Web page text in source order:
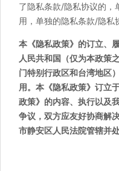
了隐私条款/隐私协议的，
用，单独的隐私条款/隐私
本《隐私政策》的订立、
人民共和国（仅为本政策
门特别行政区和台湾地区
用。本《隐私政策》订立
政策》的内容、执行以及
争议，双方应友好协商解
市静安区人民法院管辖并